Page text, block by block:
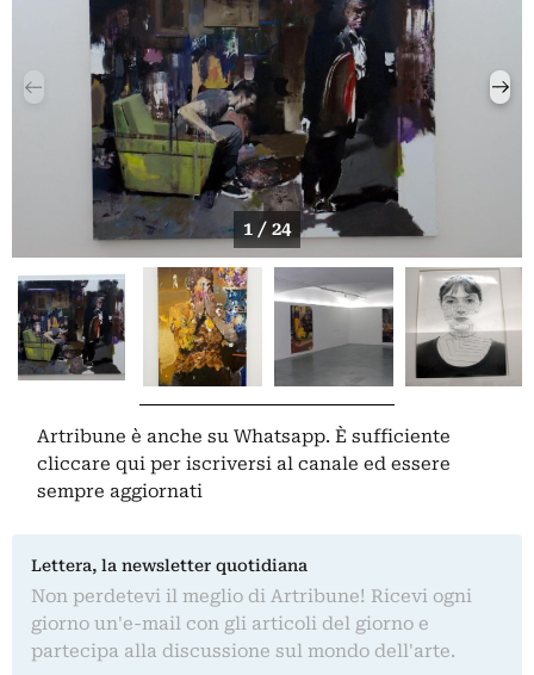
1 / 24
Artribune è anche su Whatsapp. È sufficiente
cliccare qui per iscriversi al canale ed essere
sempre aggiornati
Lettera, la newsletter quotidiana
Non perdetevi il meglio di Artribune! Ricevi ogni
giorno un'e-mail con gli articoli del giorno e
partecipa alla discussione sul mondo dell'arte.